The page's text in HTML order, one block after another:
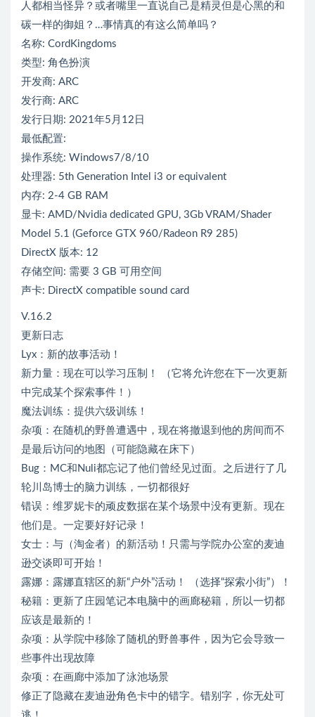
人都相当怪异？或者嘴里一直说自己是精灵但是心黑的和
碳一样的御姐？…事情真的有这么简单吗？
名称: CordKingdoms
类型: 角色扮演
开发商: ARC
发行商: ARC
发行日期: 2021年5月12日
最低配置:
操作系统: Windows7/8/10
处理器: 5th Generation Intel i3 or equivalent
内存: 2-4 GB RAM
显卡: AMD/Nvidia dedicated GPU, 3Gb VRAM/Shader
Model 5.1 (Geforce GTX 960/Radeon R9 285)
DirectX 版本: 12
存储空间: 需要 3 GB 可用空间
声卡: DirectX compatible sound card
V.16.2
更新日志
Lyx：新的故事活动！
新力量：现在可以学习压制！ （它将允许您在下一次更新
中完成某个探索事件！）
魔法训练：提供六级训练！
杂项：在随机的野兽遭遇中，现在将撤退到他的房间而不
是最后访问的地图（可能隐藏在床下）
Bug：MC和Nuli都忘记了他们曾经见过面。之后进行了几
轮川岛博士的脑力训练，一切都很好
错误：维罗妮卡的顽皮数据在某个场景中没有更新。现在
他们是。一定要好好记录！
女士：与（淘金者）的新活动！只需与学院办公室的麦迪
逊交谈即可开始！
露娜：露娜直辖区的新“户外”活动！ （选择“探索小街”）！
秘籍：更新了庄园笔记本电脑中的画廊秘籍，所以一切都
应该是最新的！
杂项：从学院中移除了随机的野兽事件，因为它会导致一
些事件出现故障
杂项：在画廊中添加了泳池场景
修正了隐藏在麦迪逊角色卡中的错字。错别字，你无处可